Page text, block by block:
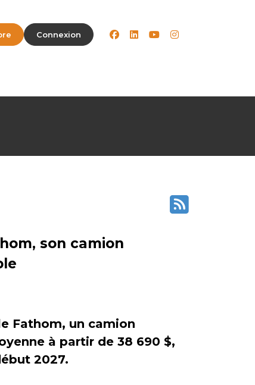
Connexion facebook
linkedinyoutubeinstagram
son camion
Fathom, un camion
à partir de 38 690 $,
2027.